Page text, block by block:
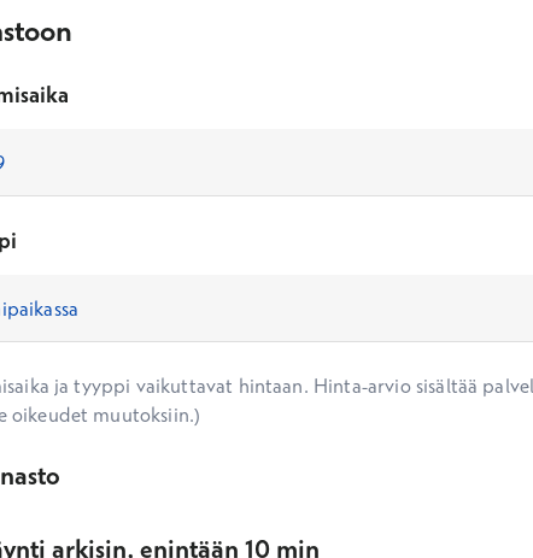
ja tyyppi vaikuttavat hintaan. Hinta-arvio sisältää
oikeudet muutoksiin.)
arkisin, enintään 10 min